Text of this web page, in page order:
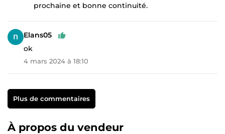
prochaine et bonne continuité.
Elans05
ok
4 mars 2024 à 18:10
Plus de commentaires
À propos du vendeur